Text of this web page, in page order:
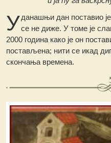
Уданашњи дан поставио
се не диже. У томе је
2000 година како је он
постављена; нити се икад
скончања времена.